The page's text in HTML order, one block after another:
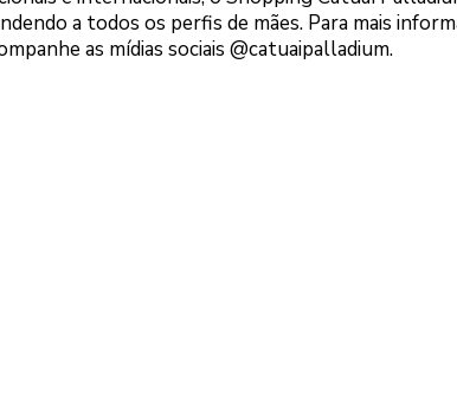
a todos os perfis de mães. Para mais
as mídias sociais @catuaipalladium.